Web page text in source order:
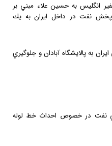
انگليس به حسين علاء مبني بر
نفت در داخل ايران به يك
به پالايشگاه آبادان و جلوگيري
نفت در خصوص احداث خط لوله